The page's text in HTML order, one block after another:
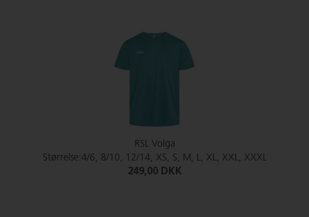
RSL Volga
Størrelse:4/6, 8/10, 12/14, XS, S, M, L, XL, XXL, XXXL
249,00 DKK